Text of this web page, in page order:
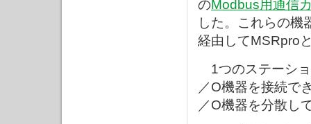
のModbus用通信
した。これらの機
経由してMSRpro
1つのステーシ
／O機器を接続で
／O機器を分散し